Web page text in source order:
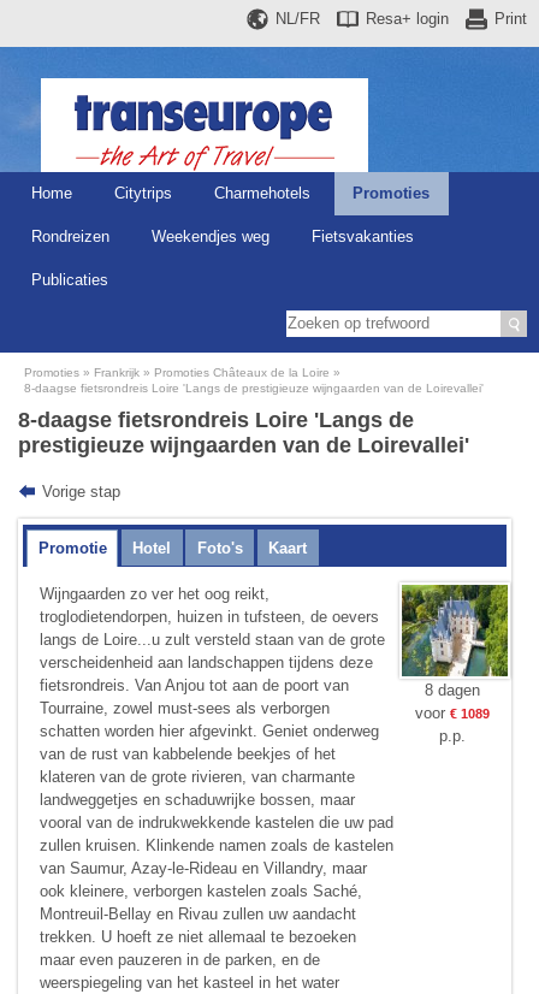
Print
Resa+ login
NL/FR
Home Citytrips Charmehotels Promoties
Rondreizen Weekendjes weg Fietsvakanties
Publicaties
Promoties Frankrijk
Promoties Châteaux de la Loire
8-daagse fietsrondreis Loire 'Langs de prestigieuze wijngaarden van de Loirevallei'
8-daagse fietsrondreis Loire 'Langs de
prestigieuze wijngaarden van de Loirevallei'
Vorige stap
Promotie Hotel Foto's Kaart
Wijngaarden zo ver het oog reikt,
troglodietendorpen, huizen in tufsteen, de oevers
langs de Loire...u zult versteld staan van de grote
verscheidenheid aan landschappen tijdens deze
fietsrondreis. Van Anjou tot aan de poort van
Tourraine, zowel must-sees als verborgen
schatten worden hier afgevinkt. Geniet onderweg
van de rust van kabbelende beekjes of het
klateren van de grote rivieren, van charmante
landweggetjes en schaduwrijke bossen, maar
vooral van de indrukwekkende kastelen die uw pad
zullen kruisen. Klinkende namen zoals de kastelen
van Saumur, Azay-le-Rideau en Villandry, maar
ook kleinere, verborgen kastelen zoals Saché,
Montreuil-Bellay en Rivau zullen uw aandacht
trekken. U hoeft ze niet allemaal te bezoeken
maar even pauzeren in de parken, en de
weerspiegeling van het kasteel in het water
8 dagen
voor € 1089
p.p.